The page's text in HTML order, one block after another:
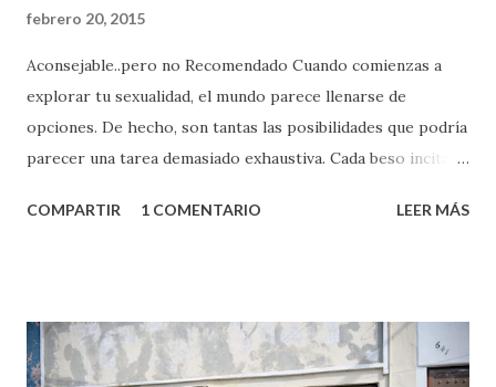
febrero 20, 2015
Aconsejable..pero no Recomendado Cuando comienzas a
explorar tu sexualidad, el mundo parece llenarse de
opciones. De hecho, son tantas las posibilidades que podría
parecer una tarea demasiado exhaustiva. Cada beso incita
partes de ti que jamás hubieras imaginado. El problema es
conoces ni la mitad de lo que deberías saber. Pero incluso
quienes ya han tenido relaciones sexuales no son expertos
COMPARTIR 1 COMENTARIO LEER MÁS